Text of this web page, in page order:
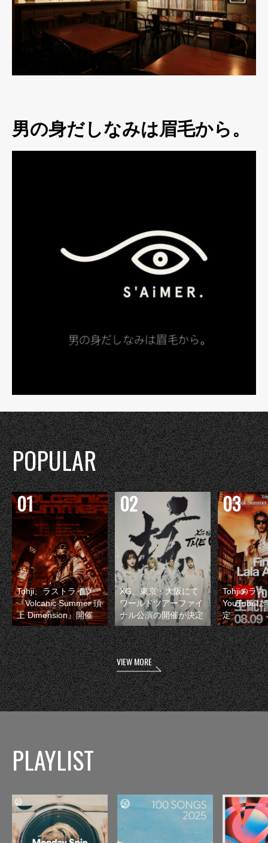
男の身だしなみは眉毛から。
POPULAR
Tohji、ラストライブ
『Volcanic Summer 頂
上 Dimension』開催
XG、東京・大阪にて
ワールドツアーファイ
ナル公演の開催が決定
Tohjiのラス
YouTubeに
定
VIEW MORE
PLAYLIST